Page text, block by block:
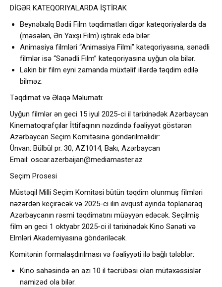
DİGƏR KATEQORIYALARDA İŞTİRAK
Beynəlxalq Bədii Film təqdimatları digər kateqoriyalarda da
(məsələn, Ən Yaxşı Film) iştirak edə bilər.
Animasiya filmləri “Animasiya Filmi” kateqoriyasına, sənədli
filmlər isə “Sənədli Film” kateqoriyasına uyğun ola bilər.
Lakin bir film eyni zamanda müxtəlif illərdə təqdim edilə
bilməz.
Təqdimat və Əlaqə Məlumatı:
Uyğun filmlər ən geci 15 iyul 2025-ci il tarixinədək Azərbaycan
Kinematoqrafçılar İttifaqının nəzdində fəaliyyət göstərən
Azərbaycan Seçim Komitəsinə göndərilməlidir:
Ünvan: Bülbül pr. 30, AZ1014, Bakı, Azərbaycan
Email: oscar.azerbaijan@mediamaster.az
Seçim Prosesi
Müstəqil Milli Seçim Komitəsi bütün təqdim olunmuş filmləri
nəzərdən keçirəcək və 2025-ci ilin avqust ayında toplanaraq
Azərbaycanın rəsmi təqdimatını müəyyən edəcək. Seçilmiş
film ən geci 1 oktyabr 2025-ci il tarixinədək Kino Sənəti və
Elmləri Akademiyasına göndəriləcək.
Komitənin formalaşdırılması və fəaliyyəti ilə bağlı tələblər:
Kino sahəsində ən azı 10 il təcrübəsi olan mütəxəssislər
namizəd ola bilər.